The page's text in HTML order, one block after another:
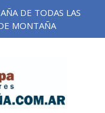
DE TODAS LAS
MONTAÑA